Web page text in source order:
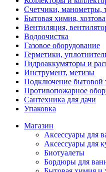
Счетчики, манометры,
Бытовая химия,
Вентиляция,
Водоочистка
Газовое оборудование
Герметики,
Гидроаккумяторы и
Инструмент, метизы
Подключение бытовой
Противопожарное
Сантехника для дачи
Упаковка
Магазин
Аксессуары для
Аксессуары для
Биотуалеты
Бордюры для